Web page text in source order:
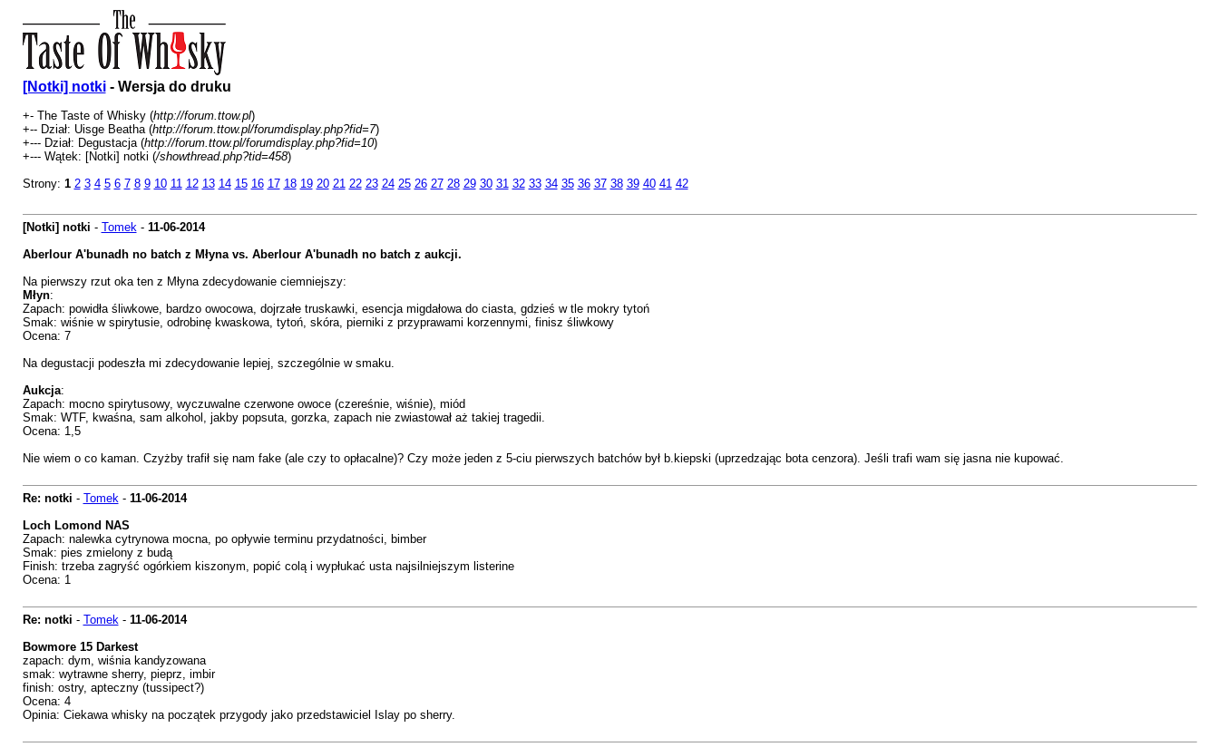
[Notki] notki- Wersja do druku
+- The Taste of Whisky (http://forum.ttow.pl)
+-- Dział: Uisge Beatha (http://forum.ttow.pl/forumdisplay.php?fid=7)
+--- Dział: Degustacja (http://forum.ttow.pl/forumdisplay.php?fid=10)
+--- Wątek: [Notki] notki (/showthread.php?tid=458)
Strony: 1 2 3 4 5 6 7 8 9 10 11 12 13 14 15 16 17 18 19 20 21 22 23 24 25 26 27 28 29 30 31 32 33 34 35 36 37 38 39 40 41 42
[Notki] notki - Tomek- 11-06-2014
Aberlour A'bunadh no batch z Młyna vs. Aberlour A'bunadh no batch z aukcji.
Na pierwszy rzut oka ten z Młyna zdecydowanie ciemniejszy:
Młyn:
Zapach: powidła śliwkowe, bardzo owocowa, dojrzałe truskawki, esencja migdałowa do ciasta, gdzieś w tle mokry tytoń
Smak: wiśnie w spirytusie, odrobinę kwaskowa, tytoń, skóra, pierniki z przyprawami korzennymi, finisz śliwkowy
Ocena: 7
Na degustacji podeszła mi zdecydowanie lepiej, szczególnie w smaku.
Aukcja:
Zapach: mocno spirytusowy, wyczuwalne czerwone owoce (czereśnie, wiśnie), miód
Smak: WTF, kwaśna, sam alkohol, jakby popsuta, gorzka, zapach nie zwiastował aż takiej tragedii.
Ocena: 1,5
Nie wiem o co kaman. Czyżby trafił się nam fake (ale czy to opłacalne)? Czy może jeden z 5-ciu pierwszych batchów był b.kiepski (uprzedzając bota cenzora). Jeśli trafi wam się jasna nie kupować.
Re: notki - Tomek- 11-06-2014
Loch Lomond NAS
Zapach: nalewka cytrynowa mocna, po opływie terminu przydatności, bimber
Smak: pies zmielony z budą
Finish: trzeba zagryść ogórkiem kiszonym, popić colą i wypłukać usta najsilniejszym listerine
Ocena: 1
Re: notki - Tomek- 11-06-2014
Bowmore 15 Darkest
zapach: dym, wiśnia kandyzowana
smak: wytrawne sherry, pieprz, imbir
finish: ostry, apteczny (tussipect?)
Ocena: 4
Opinia: Ciekawa whisky na początek przygody jako przedstawiciel Islay po sherry.